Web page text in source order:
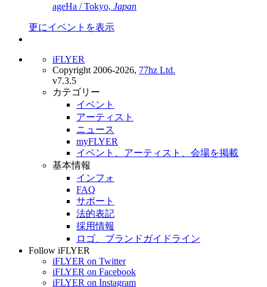
ageHa / Tokyo, Japan
更にイベントを表示
iFLYER
Copyright 2006-2026, 77hz Ltd.
v7.3.5
カテゴリー
イベント
アーティスト
ニュース
myFLYER
イベント、アーティスト、会場を掲載
基本情報
インフォ
FAQ
サポート
法的表記
採用情報
ロゴ、ブランドガイドライン
Follow iFLYER
iFLYER on Twitter
iFLYER on Facebook
iFLYER on Instagram